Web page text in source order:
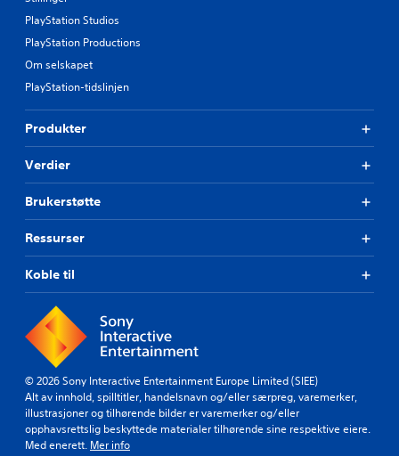
PlayStation Studios
PlayStation Productions
Om selskapet
PlayStation-tidslinjen
Produkter
Verdier
Brukerstøtte
Ressurser
Koble til
© 2026 Sony Interactive Entertainment Europe Limited (SIEE)
Alt av innhold, spilltitler, handelsnavn og/eller særpreg, varemerker,
illustrasjoner og tilhørende bilder er varemerker og/eller
opphavsrettslig beskyttede materialer tilhørende sine respektive eiere.
Med enerett. Mer info